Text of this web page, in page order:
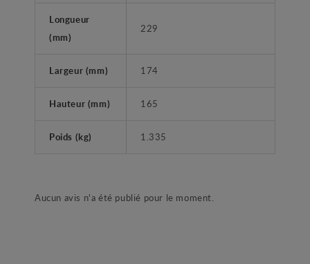
Longueur
(mm)
229
Largeur (mm) 174
Hauteur (mm) 165
Poids (kg) 1.335
Aucun avis n'a été publié pour le moment.